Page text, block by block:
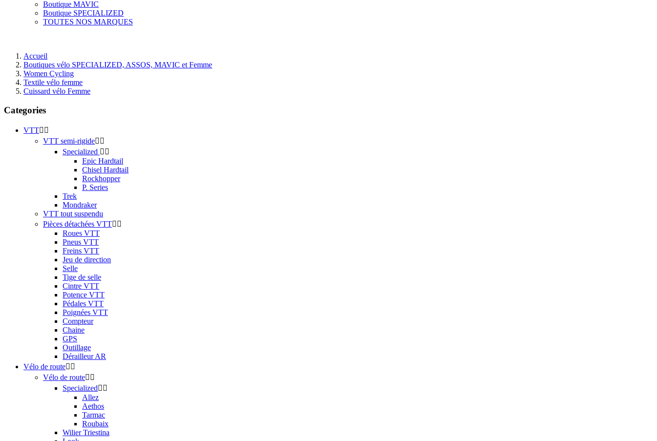
Boutique MAVIC
Boutique SPECIALIZED
TOUTES NOS MARQUES
Accueil
Boutiques vélo SPECIALIZED, ASSOS, MAVIC et Femme
Women Cycling
Textile vélo femme
Cuissard vélo Femme
Categories
VTT 
VTT semi-rigide 
Specialized  
Epic Hardtail
Chisel Hardtail
Rockhopper
P. Series
Trek
Mondraker
VTT tout suspendu
Pièces détachées VTT 
Roues VTT
Pneus VTT
Freins VTT
Jeu de direction
Selle
Tige de selle
Cintre VTT
Potence VTT
Pédales VTT
Poignées VTT
Compteur
Chaine
GPS
Outillage
Dérailleur AR
Vélo de route 
Vélo de route 
Specialized 
Allez
Aethos
Tarmac
Roubaix
Wilier Triestina